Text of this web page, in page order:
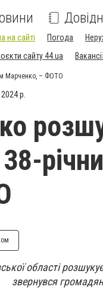
на сайті Погода
сайту 44.ua
Марченко, – ФОТО
р.
області
звернувся